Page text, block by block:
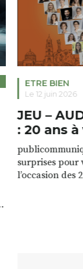
ETRE BIEN
Le 12 juin 2026
JEU –
: 20 ans
surprises pour
l’occasion des
sont à gagner,